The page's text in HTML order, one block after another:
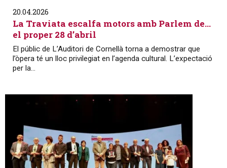
20.04.2026
La Traviata escalfa motors amb Parlem de…
el proper 28 d’abril
El públic de L’Auditori de Cornellà torna a demostrar que
l’òpera té un lloc privilegiat en l’agenda cultural. L’expectació
per la...